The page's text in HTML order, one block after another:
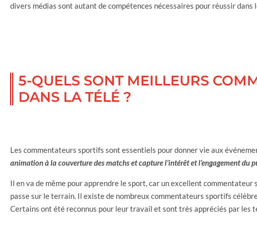
divers médias sont autant de compétences nécessaires pour réussir dans
5-QUELS SONT MEILLEURS
DANS LA TÉLÉ ?
Les commentateurs sportifs sont essentiels pour donner vie aux
animation à la couverture des matchs et capture l’intérêt et l’engagement du
Il en va de même pour apprendre le sport, car un excellent
passe sur le terrain. Il existe de nombreux commentateurs sportifs
Certains ont été reconnus pour leur travail et sont très appréciés par les